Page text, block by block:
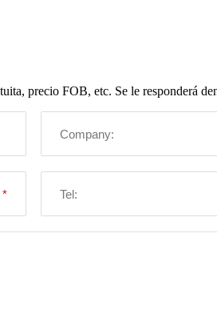
precio FOB, etc. Se le responderá